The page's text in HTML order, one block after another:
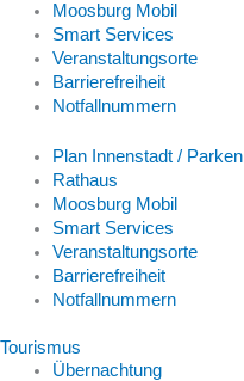
Moosburg Mobil
Smart Services
Veranstaltungsorte
Barrierefreiheit
Notfallnummern
Plan Innenstadt / Parken
Rathaus
Moosburg Mobil
Smart Services
Veranstaltungsorte
Barrierefreiheit
Notfallnummern
Tourismus
Übernachtung